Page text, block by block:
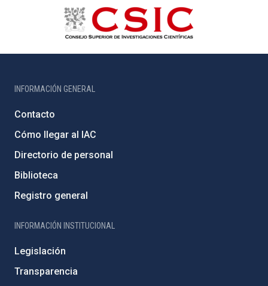
INFORMACIÓN GENERAL
Contacto
Cómo llegar al IAC
Directorio de personal
Biblioteca
Registro general
INFORMACIÓN INSTITUCIONAL
Legislación
Transparencia